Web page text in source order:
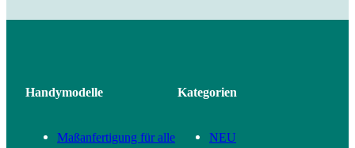
Handymodelle
Maßanfertigung für alle
Kategorien
NEU